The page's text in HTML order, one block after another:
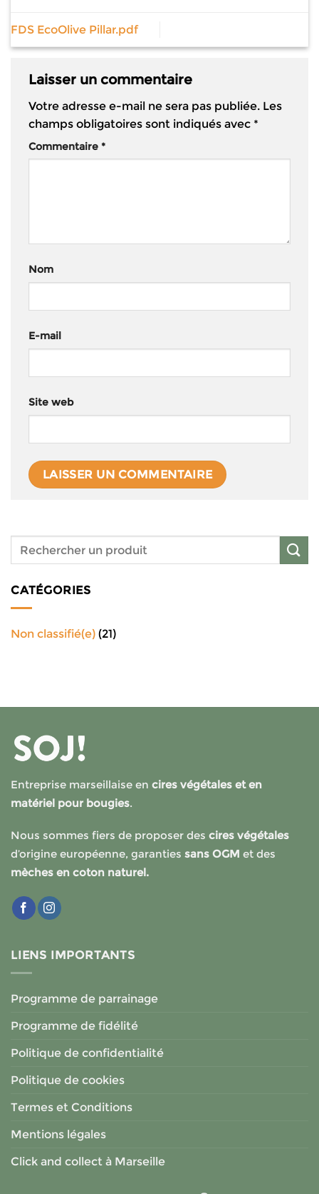
FDS EcoOlive Pillar.pdf
Laisser un commentaire
Votre adresse e-mail ne sera pas publiée. Les
champs obligatoires sont indiqués avec *
Commentaire *
Nom
E-mail
Site web
CATÉGORIES
Non classifié(e) (21)
Entreprise marseillaise en cires végétales et en
matériel pour bougies.
Nous sommes fiers de proposer des cires végétales
d’origine européenne, garanties sans OGM et des
mèches en coton naturel.
LIENS IMPORTANTS
Programme de parrainage
Programme de fidélité
Politique de confidentialité
Politique de cookies
Termes et Conditions
Mentions légales
Click and collect à Marseille